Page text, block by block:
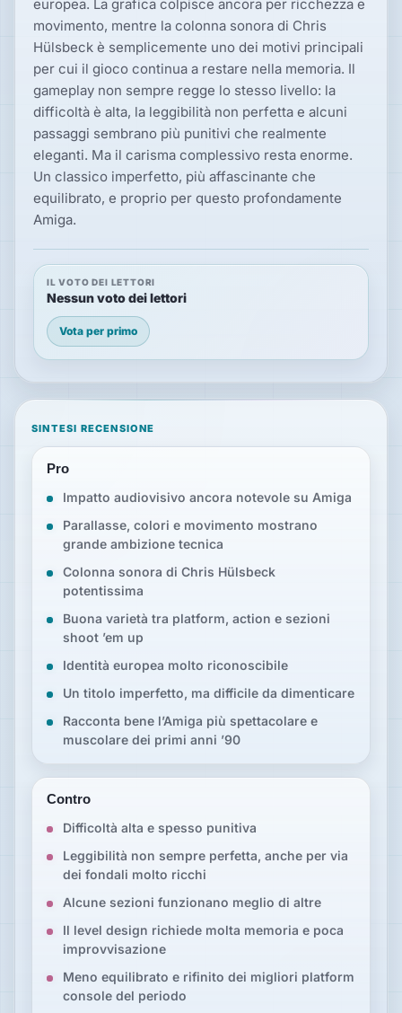
europea. La grafica colpisce ancora per ricchezza e
movimento, mentre la colonna sonora di Chris
Hülsbeck è semplicemente uno dei motivi principali
per cui il gioco continua a restare nella memoria. Il
gameplay non sempre regge lo stesso livello: la
difficoltà è alta, la leggibilità non perfetta e alcuni
passaggi sembrano più punitivi che realmente
eleganti. Ma il carisma complessivo resta enorme.
Un classico imperfetto, più affascinante che
equilibrato, e proprio per questo profondamente
Amiga.
IL VOTO DEI LETTORI
Nessun voto dei lettori
Vota per primo
SINTESI RECENSIONE
Pro
Impatto audiovisivo ancora notevole su Amiga
Parallasse, colori e movimento mostrano
grande ambizione tecnica
Colonna sonora di Chris Hülsbeck
potentissima
Buona varietà tra platform, action e sezioni
shoot ’em up
Identità europea molto riconoscibile
Un titolo imperfetto, ma difficile da dimenticare
Racconta bene l’Amiga più spettacolare e
muscolare dei primi anni ’90
Contro
Difficoltà alta e spesso punitiva
Leggibilità non sempre perfetta, anche per via
dei fondali molto ricchi
Alcune sezioni funzionano meglio di altre
Il level design richiede molta memoria e poca
improvvisazione
Meno equilibrato e rifinito dei migliori platform
console del periodo